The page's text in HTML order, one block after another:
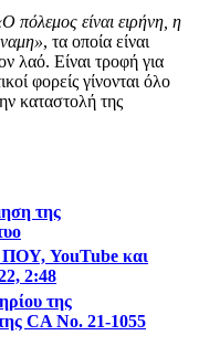
πόλεμος είναι ειρήνη, η
, τα οποία είναι
λαό. Είναι τροφή για
φορείς γίνονται όλο
καταστολή της
της
YouTube και
2:48
της
CA No. 21-1055